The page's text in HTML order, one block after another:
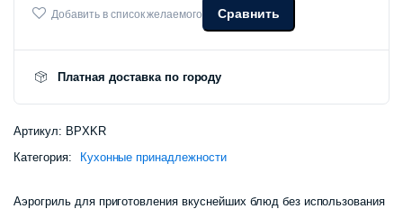
ZNKQZG03)
Добавить в список желаемого Сравнить
Платная доставка по городу
Артикул: BPXKR
Категория:
Кухонные принадлежности
Аэрогриль для приготовления вкуснейших блюд без использования